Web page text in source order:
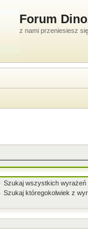
Forum
z nami przeniesiesz się
Szukaj wszystkich wyrażeń
Szukaj któregokolwiek z